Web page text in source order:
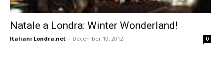
Natale a Londra: Winter Wonderland!
Italiani Londra.net - December 10, 2012 0